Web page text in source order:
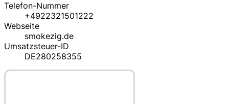
Telefon-Nummer
+4922321501222
Webseite
smokezig.de
Umsatzsteuer-ID
DE280258355